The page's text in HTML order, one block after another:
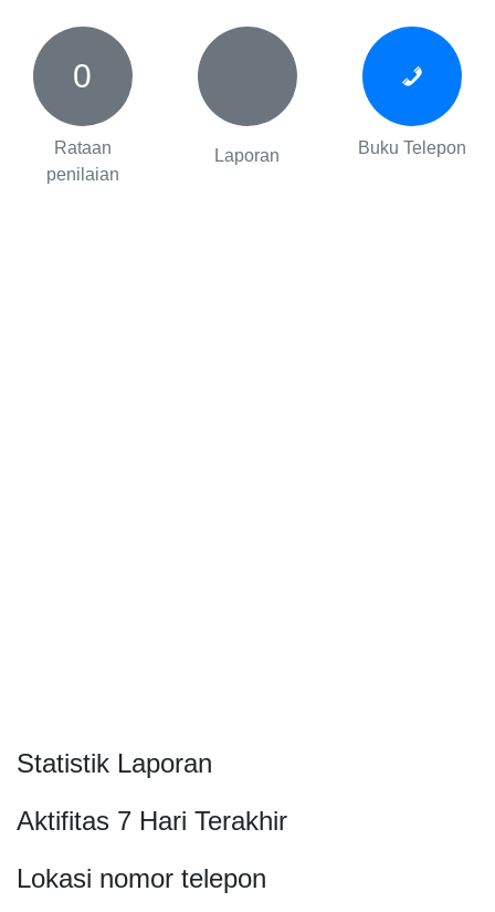
0
Rataan
penilaian
Laporan Buku Telepon
Statistik Laporan
Aktifitas 7 Hari Terakhir
Lokasi nomor telepon